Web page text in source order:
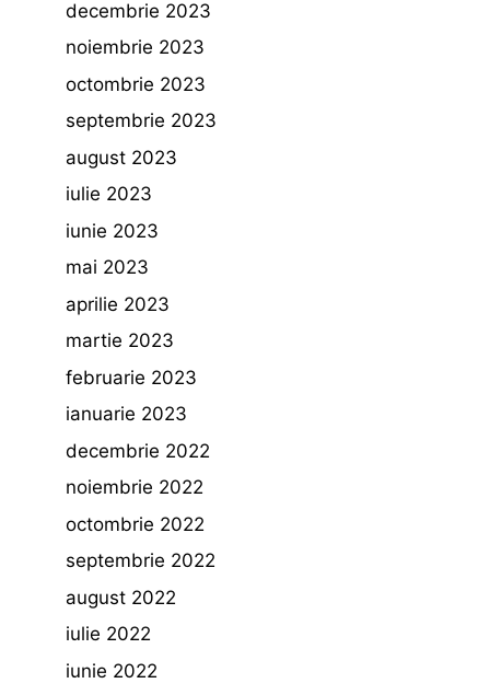
decembrie 2023
noiembrie 2023
octombrie 2023
septembrie 2023
august 2023
iulie 2023
iunie 2023
mai 2023
aprilie 2023
martie 2023
februarie 2023
ianuarie 2023
decembrie 2022
noiembrie 2022
octombrie 2022
septembrie 2022
august 2022
iulie 2022
iunie 2022